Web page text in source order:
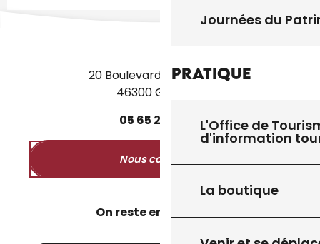
Journées du
Pratique
L'Office de
d'information
La boutique
20 Boulevard des Martyrs
46300 Gourdon
05 65 27 50
Nous contacter
On reste en contact ?